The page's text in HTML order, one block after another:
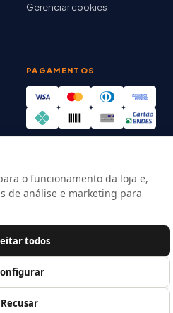
Gerenciar cookies
PAGAMENTOS
Google Safe Browsing
0001-56
o funcionamento da loja e,
de análise e marketing para
Recusar
todos